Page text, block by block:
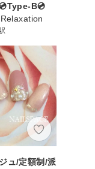
B💿
ュ/定額制/派